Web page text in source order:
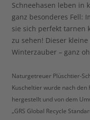
Schneehasen leben in
ganz besonderes Fell:
sie sich perfekt tarnen
zu sehen! Dieser
Winterzauber – ganz
Naturgetreuer Plüschtier-
Kuscheltier wurde nach
hergestellt und von dem
„GRS Global Recycle